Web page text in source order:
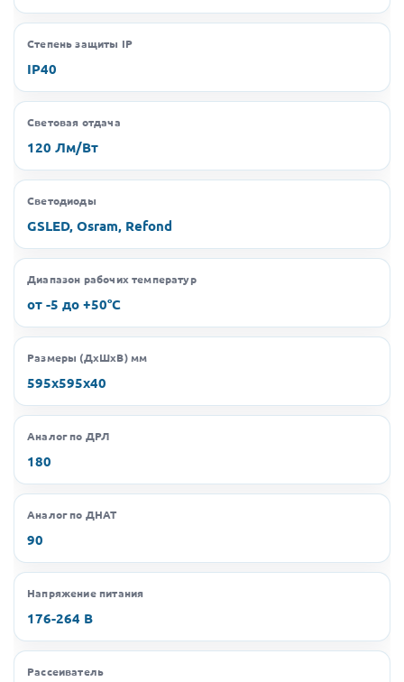
Степень защиты IP
IP40
Световая отдача
120 Лм/Вт
Светодиоды
GSLED, Osram, Refond
Диапазон рабочих температур
от -5 до +50°C
Размеры (ДхШхВ) мм
595х595х40
Аналог по ДРЛ
180
Аналог по ДНАТ
90
Напряжение питания
176-264 В
Рассеиватель